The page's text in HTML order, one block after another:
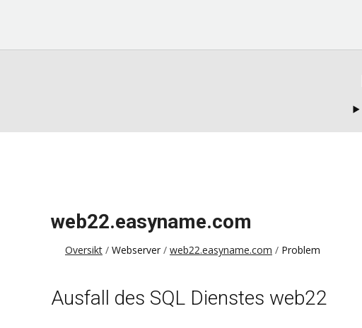
web22.easyname.com
Oversikt Webserver web22.easyname.com Problem
Ausfall des SQL Dienstes web22